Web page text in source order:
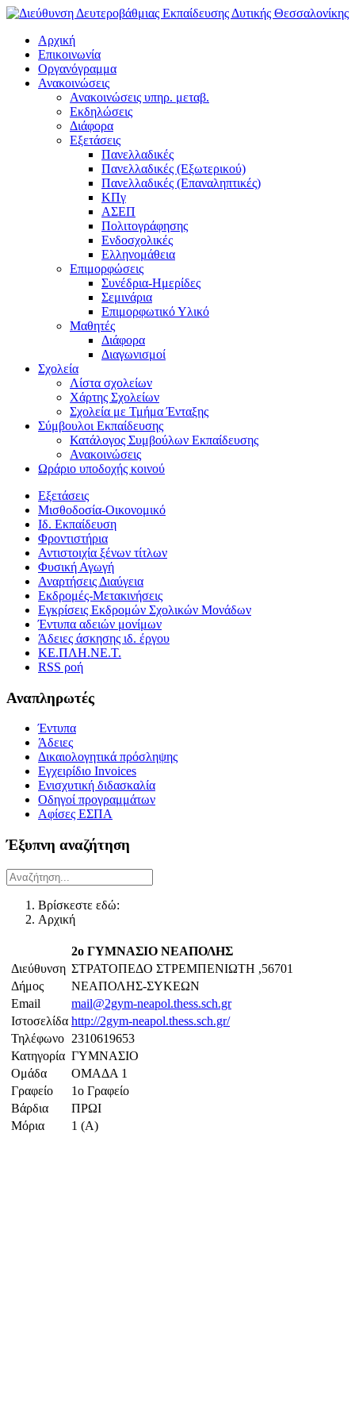
Αρχική
Επικοινωνία
Οργανόγραμμα
Ανακοινώσεις
Ανακοινώσεις υπηρ. μεταβ.
Εκδηλώσεις
Διάφορα
Εξετάσεις
Πανελλαδικές
Πανελλαδικές (Εξωτερικού)
Πανελλαδικές (Επαναληπτικές)
ΚΠγ
ΑΣΕΠ
Πολιτογράφησης
Ενδοσχολικές
Ελληνομάθεια
Επιμορφώσεις
Συνέδρια-Ημερίδες
Σεμινάρια
Επιμορφωτικό Υλικό
Μαθητές
Διάφορα
Διαγωνισμοί
Σχολεία
Λίστα σχολείων
Χάρτης Σχολείων
Σχολεία με Τμήμα Ένταξης
Σύμβουλοι Εκπαίδευσης
Κατάλογος Συμβούλων Εκπαίδευσης
Ανακοινώσεις
Ωράριο υποδοχής κοινού
Εξετάσεις
Μισθοδοσία-Οικονομικό
Ιδ. Εκπαίδευση
Φροντιστήρια
Αντιστοιχία ξένων τίτλων
Φυσική Αγωγή
Αναρτήσεις Διαύγεια
Εκδρομές-Μετακινήσεις
Εγκρίσεις Εκδρομών Σχολικών Μονάδων
Έντυπα αδειών μονίμων
Άδειες άσκησης ιδ. έργου
ΚΕ.ΠΛΗ.ΝΕ.Τ.
RSS ροή
Αναπληρωτές
Έντυπα
Άδειες
Δικαιολογητικά πρόσληψης
Εγχειρίδιο Invoices
Ενισχυτική διδασκαλία
Οδηγοί προγραμμάτων
Αφίσες ΕΣΠΑ
Έξυπνη αναζήτηση
Βρίσκεστε εδώ:
Αρχική
2ο ΓΥΜΝΑΣΙΟ ΝΕΑΠΟΛΗΣ
Διεύθυνση ΣΤΡΑΤΟΠΕΔΟ ΣΤΡΕΜΠΕΝΙΩΤΗ ,56701
Δήμος
ΝΕΑΠΟΛΗΣ-ΣΥΚΕΩΝ
Email
mail@2gym-neapol.thess.sch.gr
Ιστοσελίδα http://2gym-neapol.thess.sch.gr/
Τηλέφωνο 2310619653
Κατηγορία ΓΥΜΝΑΣΙΟ
Ομάδα
ΟΜΑΔΑ 1
Γραφείο
1ο Γραφείο
Βάρδια
ΠΡΩΙ
Μόρια
1 (Α)